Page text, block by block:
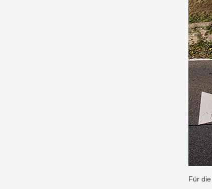
Für die